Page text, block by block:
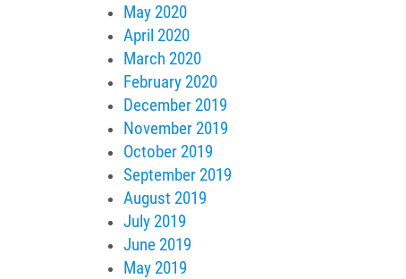
May 2020
April 2020
March 2020
February 2020
December 2019
November 2019
October 2019
September 2019
August 2019
July 2019
June 2019
May 2019